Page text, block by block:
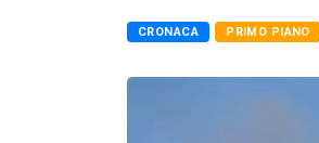
CRONACA PRIMO PIANO